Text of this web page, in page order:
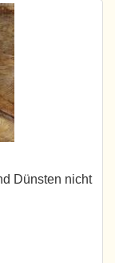
Dünsten nicht